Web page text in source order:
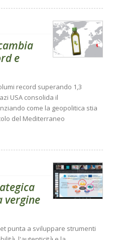
e
record superando 1,3
USA consolida il
come la geopolitica stia
del Mediterraneo
vergine
punta a sviluppare strumenti